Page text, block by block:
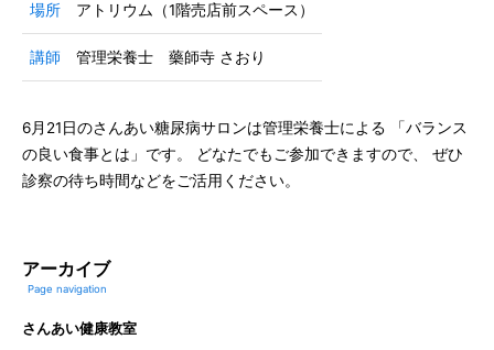
場所 アトリウム（1階売店前スペース）
講師 管理栄養士 藥師寺 さおり
6月21日のさんあい糖尿病サロンは管理栄養士による 「バランス
の良い食事とは」です。 どなたでもご参加できますので、 ぜひ
診察の待ち時間などをご活用ください。
アーカイブ
Page navigation
さんあい健康教室